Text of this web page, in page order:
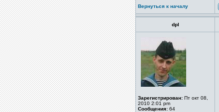
Вернуться к началу
dpl
Зарегистрирован: Пт окт 08,
2010 2:01 pm
Сообщения: 64